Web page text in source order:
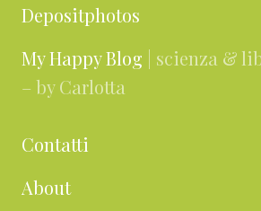
Depositphotos
My Happy Blog | scienza &
– by Carlotta
Contatti
About